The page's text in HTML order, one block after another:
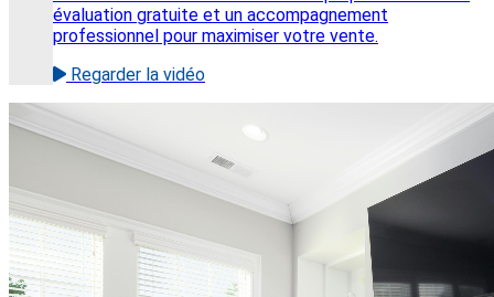
évaluation gratuite et un accompagnement
professionnel pour maximiser votre vente.
Regarder la vidéo